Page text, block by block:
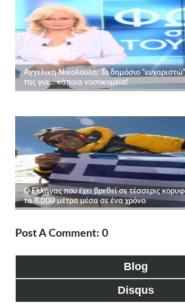
Post A Comment: 0
Blog
Disqus